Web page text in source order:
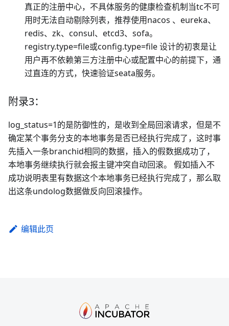
真正的注册中心，不具体服务的健康检查机制当tc不可
用时无法自动剔除列表，推荐使用nacos 、eureka、
redis、zk、consul、etcd3、sofa。
registry.type=file或config.type=file 设计的初衷是让
用户再不依赖第三方注册中心或配置中心的前提下，通
过直连的方式，快速验证seata服务。
附录3：
log_status=1的是防御性的，是收到全局回滚请求，但是不
确定某个事务分支的本地事务是否已经执行完成了，这时事
先插入一条branchid相同的数据，插入的假数据成功了，
本地事务继续执行就会报主键冲突自动回滚。 假如插入不
成功说明表里有数据这个本地事务已经执行完成了，那么取
出这条undolog数据做反向回滚操作。
编辑此页